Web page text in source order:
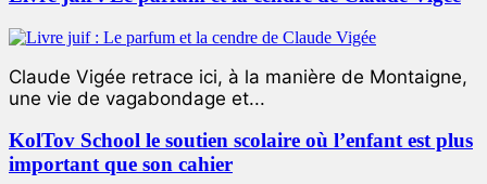
Claude Vigée retrace ici, à la manière de Montaigne,
une vie de vagabondage et...
KolTov School le soutien scolaire où l’enfant est plus
important que son cahier